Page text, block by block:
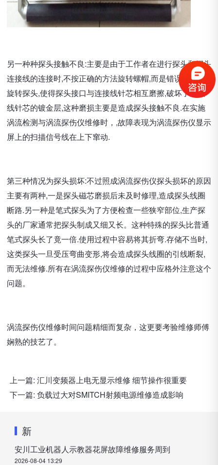
另一种种探头接触不良:主要是由于工作者在进行探头和探头
连接线的连接时,不按正确的方法旋转螺帽,而是错误的直接
旋转探头,使得探头接口与连接线针芯相互磨擦,破坏了连接
线针芯的镀金层,这种磨损主要是造成探头接触不良.在实施
涡流检测与涡流探伤仪维修时，,故障表现为涡流探伤仪显示
屏上的扫描信号线在上下窜动.
第三种情况为探头损坏:不过照成涡流探伤仪探头损坏的原因
主要有两种,一是探头磁芯磨损后未及时修理,造成探头线圈
断路.另一种是笔式探头为了方便检查一些狭窄部位,生产探
头的厂家通常把探头制成又细又长。这种特殊的探头比普通
笔式探头长了竟一倍.使用过程中容易将其折弯.存储不当时,
这类探头一旦受压弯曲变形,将会造成探头线圈的引线断裂,
而无法维修.所有在涡流探伤仪维修的过程中应格外注意这个
问题。
涡流探伤仪维修时间问题精细而复杂，这更要考验维修师傅
娴熟的技艺了。
上一篇: 汇川变频器上电无显示维修 细节操作很重要
下一篇: 负载过大对SMITCH射频电源维修造成影响
新
安川工业机器人示教器花屏故障维修服务周到
2026-08-04 13:29